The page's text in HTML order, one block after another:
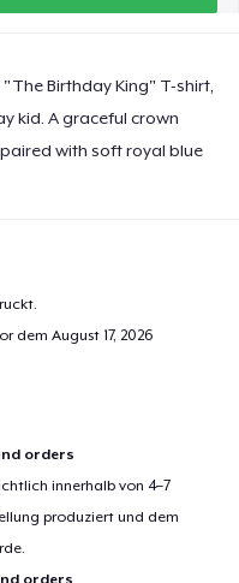
Birthday King" T-shirt,
kid. A graceful crown
with soft royal blue
demAugust 17, 2026
orders
innerhalb von 4–7
produziert und dem
orders